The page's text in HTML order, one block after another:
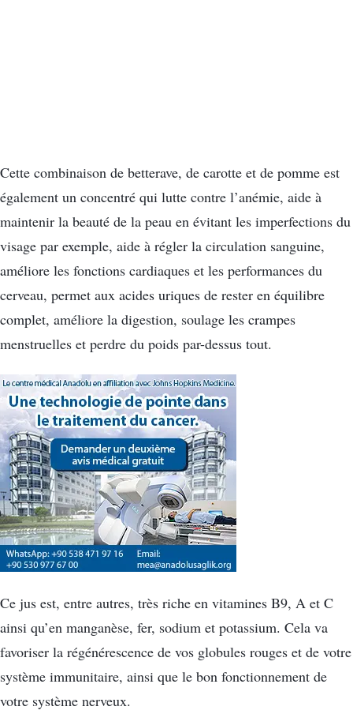
Cette combinaison de betterave, de carotte et de pomme est
également un concentré qui lutte contre l’anémie, aide à
maintenir la beauté de la peau en évitant les imperfections du
visage par exemple, aide à régler la circulation sanguine,
améliore les fonctions cardiaques et les performances du
cerveau, permet aux acides uriques de rester en équilibre
complet, améliore la digestion, soulage les crampes
menstruelles et perdre du poids par-dessus tout.
Ce jus est, entre autres, très riche en vitamines B9, A et C
ainsi qu’en manganèse, fer, sodium et potassium. Cela va
favoriser la régénérescence de vos globules rouges et de votre
système immunitaire, ainsi que le bon fonctionnement de
votre système nerveux.